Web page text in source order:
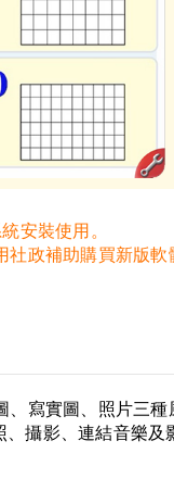
安裝使用。
政補助購買新版軟
寫實圖、照片三
攝影、連結音樂及